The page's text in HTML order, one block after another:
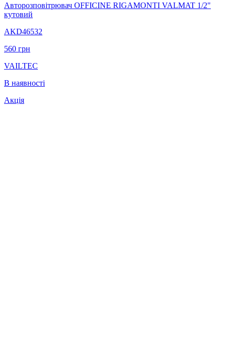
Авторозповітрювач OFFICINE RIGAMONTI VALMAT 1/2"
кутовий
AKD46532
560 грн
VAILTEC
В наявності
Акція